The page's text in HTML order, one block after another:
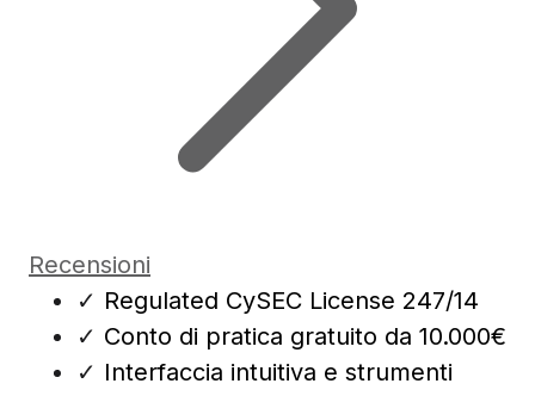
Recensioni
✓ Regulated CySEC License 247/14
✓ Conto di pratica gratuito da 10.000€
✓ Interfaccia intuitiva e strumenti